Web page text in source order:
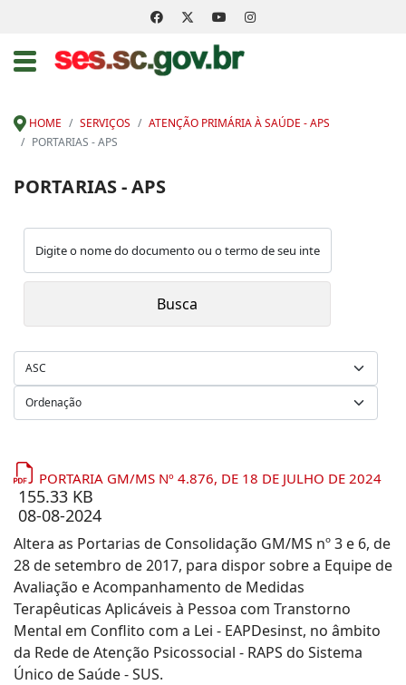
HOME SERVIÇOS
ATENÇÃO PRIMÁRIA À SAÚDE - APS
PORTARIAS - APS
PORTARIAS - APS
PORTARIA GM/MS Nº 4.876, DE 18 DE JULHO DE 2024
155.33 KB
08-08-2024
Altera as Portarias de Consolidação GM/MS nº 3 e 6, de
28 de setembro de 2017, para dispor sobre a Equipe de
Avaliação e Acompanhamento de Medidas
Terapêuticas Aplicáveis à Pessoa com Transtorno
Mental em Conflito com a Lei - EAPDesinst, no âmbito
da Rede de Atenção Psicossocial - RAPS do Sistema
Único de Saúde - SUS.